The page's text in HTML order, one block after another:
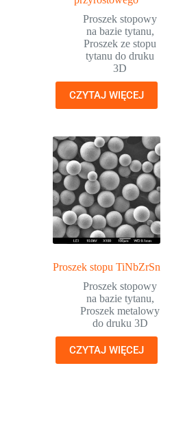
Proszek stopowy
na bazie tytanu,
Proszek ze stopu
tytanu do druku
3D
CZYTAJ WIĘCEJ
Proszek stopu TiNbZrSn
Proszek stopowy
na bazie tytanu,
Proszek metalowy
do druku 3D
CZYTAJ WIĘCEJ